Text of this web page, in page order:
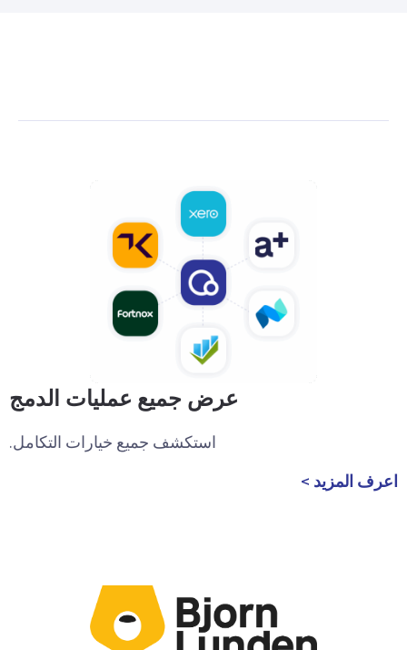
عرض جميع عمليات الدمج
استكشف جميع خيارات التكامل.
اعرف المزيد >